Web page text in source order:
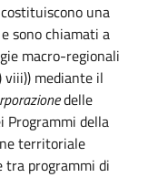
una
sono chiamati a
macro-regionali
mediante il
delle
Programmi della
territoriale
tra programmi di